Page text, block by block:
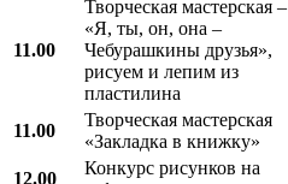
11.00
Творческая мастерская –
«Я, ты, он, она –
Чебурашкины друзья»,
рисуем и лепим из
пластилина
11.00
Творческая мастерская
«Закладка в книжку»
12.00
Конкурс рисунков на